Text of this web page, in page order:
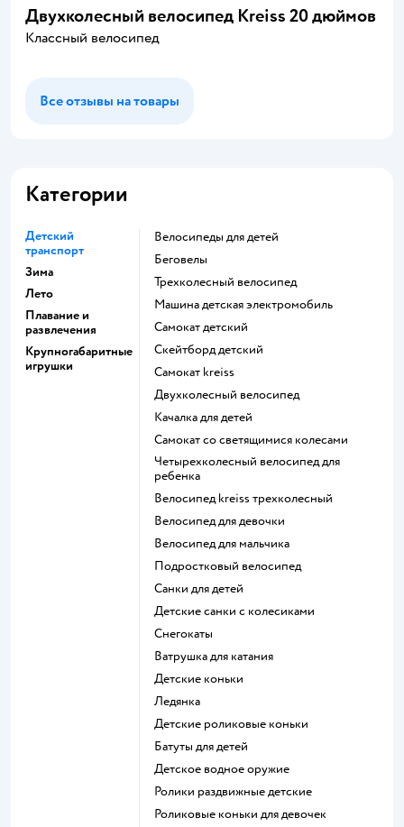
Двухколесный велосипед Kreiss 20 дюймов
Классный велосипед
Все отзывы на товары
Категории
Детский
транспорт
Зима
Лето
Плавание и
развлечения
Крупногабаритные
игрушки
Велосипеды для детей
Беговелы
Трехколесный велосипед
Машина детская электромобиль
Самокат детский
Скейтборд детский
Самокат kreiss
Двухколесный велосипед
Качалка для детей
Самокат со светящимися колесами
Четырехколесный велосипед для
ребенка
Велосипед kreiss трехколесный
Велосипед для девочки
Велосипед для мальчика
Подростковый велосипед
Санки для детей
Детские санки с колесиками
Снегокаты
Ватрушка для катания
Детские коньки
Ледянка
Детские роликовые коньки
Батуты для детей
Детское водное оружие
Ролики раздвижные детские
Роликовые коньки для девочек